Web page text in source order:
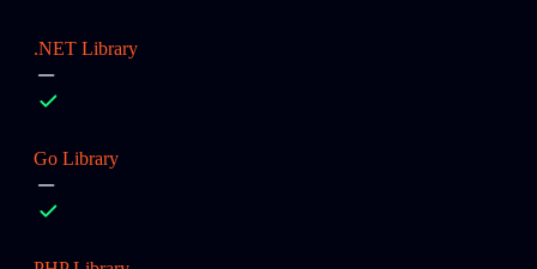
.NET Library
Go Library